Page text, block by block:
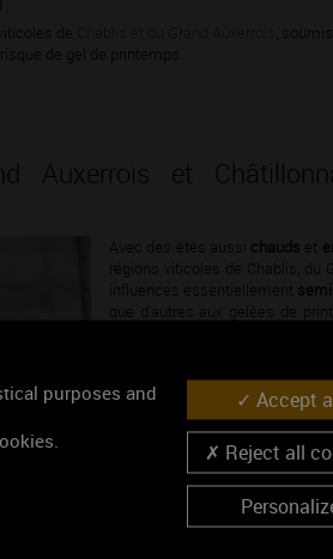
de Chablis et du Grand Auxerrois
,
de gel de printemps.
Auxerrois et
Avec des étés aussi chauds et
régions viticoles de Chablis, du
influences essentiellement
que d’autres aux gelées de
purposes and
Accept
Reject all